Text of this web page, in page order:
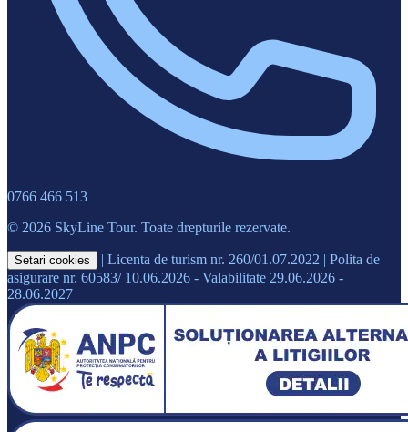
0766 466 513
© 2026 SkyLine Tour. Toate drepturile rezervate.
Setari cookies | Licenta de turism nr. 260/01.07.2022 | Polita de
asigurare nr. 60583/ 10.06.2026 - Valabilitate 29.06.2026 -
28.06.2027